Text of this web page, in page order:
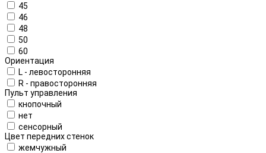
45
46
48
50
60
Ориентация
L - левосторонняя
R - правосторонняя
Пульт управления
кнопочный
нет
сенсорный
Цвет передних стенок
жемчужный